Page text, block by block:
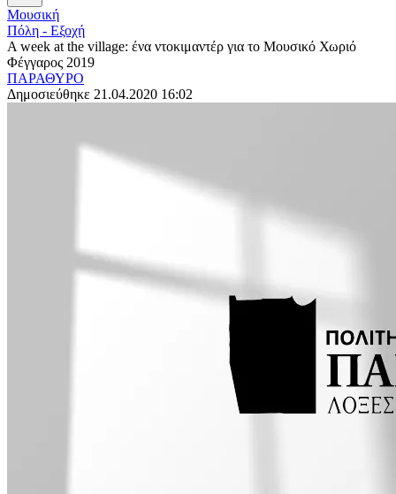
Μουσική
Πόλη - Εξοχή
A week at the village: ένα ντοκιμαντέρ για το Μουσικό Χωριό
Φέγγαρος 2019
ΠΑΡΑΘΥΡΟ
Δημοσιεύθηκε 21.04.2020 16:02